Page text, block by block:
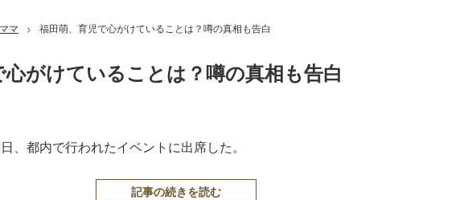
ママ > 福田萌、育児で心がけていることは？噂の真相も告白
がけていることは？噂の真相も告白
、都内で行われたイベントに出席した。
記事の続きを読む